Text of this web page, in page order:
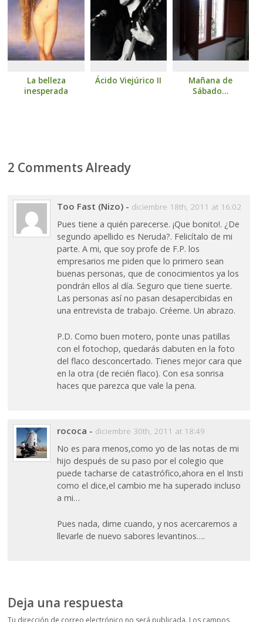
La belleza
inesperada
Ácido Viejúrico II
Mañana de
Sábado…
2 Comments Already
Too Fast (Nizo) - diciembre 18th, 2011 at 16:02
Pues tiene a quién parecerse. ¡Que bonito!. ¿De
segundo apellido es Neruda?. Felicítalo de mi
parte. A mi, que soy profe de F.P. los
empresarios me piden que lo primero sean
buenas personas, que de conocimientos ya los
pondrán ellos al día. Seguro que tiene suerte.
Las personas así no pasan desapercibidas en
una entrevista de trabajo. Créeme. Un abrazo.
P.D. Como buen motero, ponte unas patillas
con el fotochop, quedarás dabuten en la foto
del flaco desconcertado. Tienes mejor cara que
en la otra (de recién flaco). Con esa sonrisa
haces que parezca que vale la pena.
rococa - diciembre 30th, 2011 at 18:49
No es para menos,como yo de las notas de mi
hijo después de su paso por el colegio que
puede tacharse de catastrófico,ahora en el Insti
como el dice,el cambio me ha superado incluso
a mi…
Pues nada, dime cuando, y nos acercaremos a
llevarle de nuevo sabores levantinos….
Deja una respuesta
Tu dirección de correo electrónico no será publicada. Los campos